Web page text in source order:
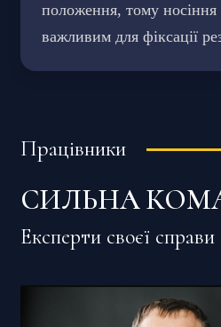
положення, тому носіння
важливим для фіксації
Працівники
СИЛЬНА
Експерти своєї справи